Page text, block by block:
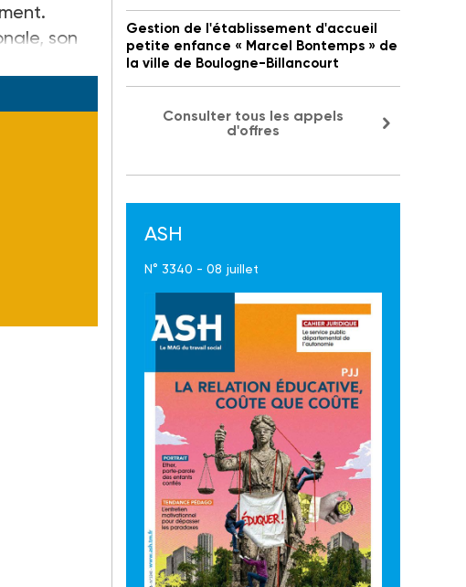
son
Gestion de l'établissement d'accueil
petite enfance « Marcel Bontemps » de
la ville de Boulogne-Billancourt
Consulter tous les appels
d'offres
ASH
N° 3340 - 08 juillet